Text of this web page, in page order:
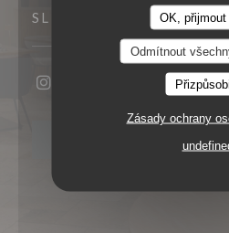
OK,
Odmítnout
Zásady ochrany
SLEDUJTE NÁS
Instagram ((otevře se v